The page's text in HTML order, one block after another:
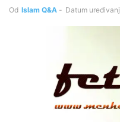
Od Islam Q&A - Datum